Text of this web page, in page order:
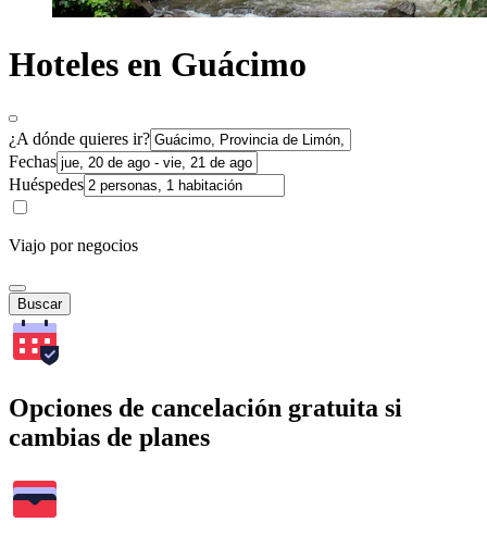
Hoteles en Guácimo
¿A dónde quieres ir?
Fechas
Huéspedes
Viajo por negocios
Buscar
Opciones de cancelación gratuita si
cambias de planes